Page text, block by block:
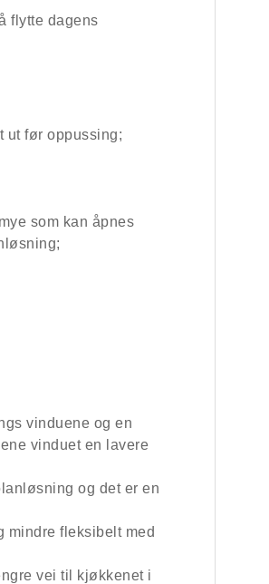
flytte dagens
ut før oppussing;
som kan åpnes
vinduene og en
vinduet en lavere
og det er en
mindre fleksibelt med
vei til kjøkkenet i